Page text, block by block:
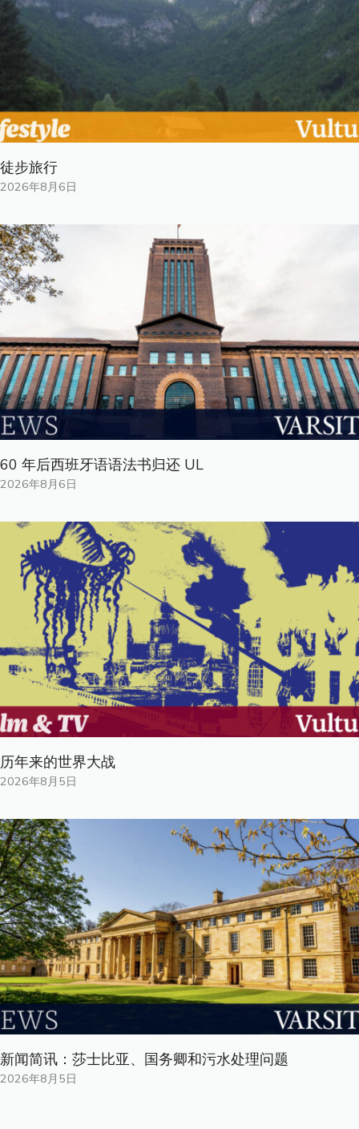
徒步旅行
2026年8月6日
60 年后西班牙语语法书归还 UL
2026年8月6日
历年来的世界大战
2026年8月5日
新闻简讯：莎士比亚、国务卿和污水处理问题
2026年8月5日